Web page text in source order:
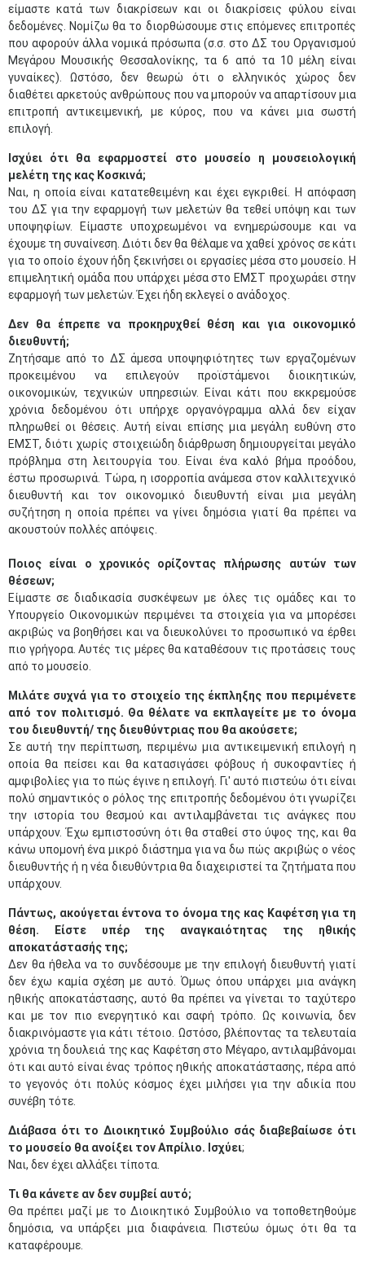
είμαστε κατά των διακρίσεων και οι διακρίσεις φύλου είναι
δεδομένες. Νομίζω θα το διορθώσουμε στις επόμενες επιτροπές
που αφορούν άλλα νομικά πρόσωπα (σ.σ. στο ΔΣ του Οργανισμού
Μεγάρου Μουσικής Θεσσαλονίκης, τα 6 από τα 10 μέλη είναι
γυναίκες). Ωστόσο, δεν θεωρώ ότι ο ελληνικός χώρος δεν
διαθέτει αρκετούς ανθρώπους που να μπορούν να απαρτίσουν μια
επιτροπή αντικειμενική, με κύρος, που να κάνει μια σωστή
επιλογή.
Ισχύει ότι θα εφαρμοστεί στο μουσείο η μουσειολογική
μελέτη της κας Κοσκινά;
Ναι, η οποία είναι κατατεθειμένη και έχει εγκριθεί. Η απόφαση
του ΔΣ για την εφαρμογή των μελετών θα τεθεί υπόψη και των
υποψηφίων. Είμαστε υποχρεωμένοι να ενημερώσουμε και να
έχουμε τη συναίνεση. Διότι δεν θα θέλαμε να χαθεί χρόνος σε κάτι
για το οποίο έχουν ήδη ξεκινήσει οι εργασίες μέσα στο μουσείο. Η
επιμελητική ομάδα που υπάρχει μέσα στο ΕΜΣΤ προχωράει στην
εφαρμογή των μελετών. Έχει ήδη εκλεγεί ο ανάδοχος.
Δεν θα έπρεπε να προκηρυχθεί θέση και για οικονομικό
διευθυντή;
Ζητήσαμε από το ΔΣ άμεσα υποψηφιότητες των εργαζομένων
προκειμένου να επιλεγούν προϊστάμενοι διοικητικών,
οικονομικών, τεχνικών υπηρεσιών. Είναι κάτι που εκκρεμούσε
χρόνια δεδομένου ότι υπήρχε οργανόγραμμα αλλά δεν είχαν
πληρωθεί οι θέσεις. Αυτή είναι επίσης μια μεγάλη ευθύνη στο
ΕΜΣΤ, διότι χωρίς στοιχειώδη διάρθρωση δημιουργείται μεγάλο
πρόβλημα στη λειτουργία του. Είναι ένα καλό βήμα προόδου,
έστω προσωρινά. Τώρα, η ισορροπία ανάμεσα στον καλλιτεχνικό
διευθυντή και τον οικονομικό διευθυντή είναι μια μεγάλη
συζήτηση η οποία πρέπει να γίνει δημόσια γιατί θα πρέπει να
ακουστούν πολλές απόψεις.
Ποιος είναι ο χρονικός ορίζοντας πλήρωσης αυτών των
θέσεων;
Είμαστε σε διαδικασία συσκέψεων με όλες τις ομάδες και το
Υπουργείο Οικονομικών περιμένει τα στοιχεία για να μπορέσει
ακριβώς να βοηθήσει και να διευκολύνει το προσωπικό να έρθει
πιο γρήγορα. Αυτές τις μέρες θα καταθέσουν τις προτάσεις τους
από το μουσείο.
Μιλάτε συχνά για το στοιχείο της έκπληξης που περιμένετε
από τον πολιτισμό. Θα θέλατε να εκπλαγείτε με το όνομα
του διευθυντή/ της διευθύντριας που θα ακούσετε;
Σε αυτή την περίπτωση, περιμένω μια αντικειμενική επιλογή η
οποία θα πείσει και θα κατασιγάσει φόβους ή συκοφαντίες ή
αμφιβολίες για το πώς έγινε η επιλογή. Γι' αυτό πιστεύω ότι είναι
πολύ σημαντικός ο ρόλος της επιτροπής δεδομένου ότι γνωρίζει
την ιστορία του θεσμού και αντιλαμβάνεται τις ανάγκες που
υπάρχουν. Έχω εμπιστοσύνη ότι θα σταθεί στο ύψος της, και θα
κάνω υπομονή ένα μικρό διάστημα για να δω πώς ακριβώς ο νέος
διευθυντής ή η νέα διευθύντρια θα διαχειριστεί τα ζητήματα που
υπάρχουν.
Πάντως, ακούγεται έντονα το όνομα της κας Καφέτση για τη
θέση. Είστε υπέρ της αναγκαιότητας της ηθικής
αποκατάστασής της;
Δεν θα ήθελα να το συνδέσουμε με την επιλογή διευθυντή γιατί
δεν έχω καμία σχέση με αυτό. Όμως όπου υπάρχει μια ανάγκη
ηθικής αποκατάστασης, αυτό θα πρέπει να γίνεται το ταχύτερο
και με τον πιο ενεργητικό και σαφή τρόπο. Ως κοινωνία, δεν
διακρινόμαστε για κάτι τέτοιο. Ωστόσο, βλέποντας τα τελευταία
χρόνια τη δουλειά της κας Καφέτση στο Μέγαρο, αντιλαμβάνομαι
ότι και αυτό είναι ένας τρόπος ηθικής αποκατάστασης, πέρα από
το γεγονός ότι πολύς κόσμος έχει μιλήσει για την αδικία που
συνέβη τότε.
Διάβασα ότι το Διοικητικό Συμβούλιο σάς διαβεβαίωσε ότι
το μουσείο θα ανοίξει τον Απρίλιο. Ισχύει;
Ναι, δεν έχει αλλάξει τίποτα.
Τι θα κάνετε αν δεν συμβεί αυτό;
Θα πρέπει μαζί με το Διοικητικό Συμβούλιο να τοποθετηθούμε
δημόσια, να υπάρξει μια διαφάνεια. Πιστεύω όμως ότι θα τα
καταφέρουμε.